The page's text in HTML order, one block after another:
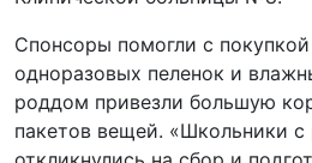
Спонсоры помогли с покупкой
одноразовых пеленок и
роддом привезли большую
пакетов вещей. «Школьники с